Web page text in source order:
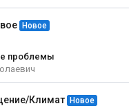
Новое
проблемы
Климат Новое